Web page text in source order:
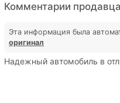
Комментарии
Эта информация была
оригинал
Надежный автомобиль в